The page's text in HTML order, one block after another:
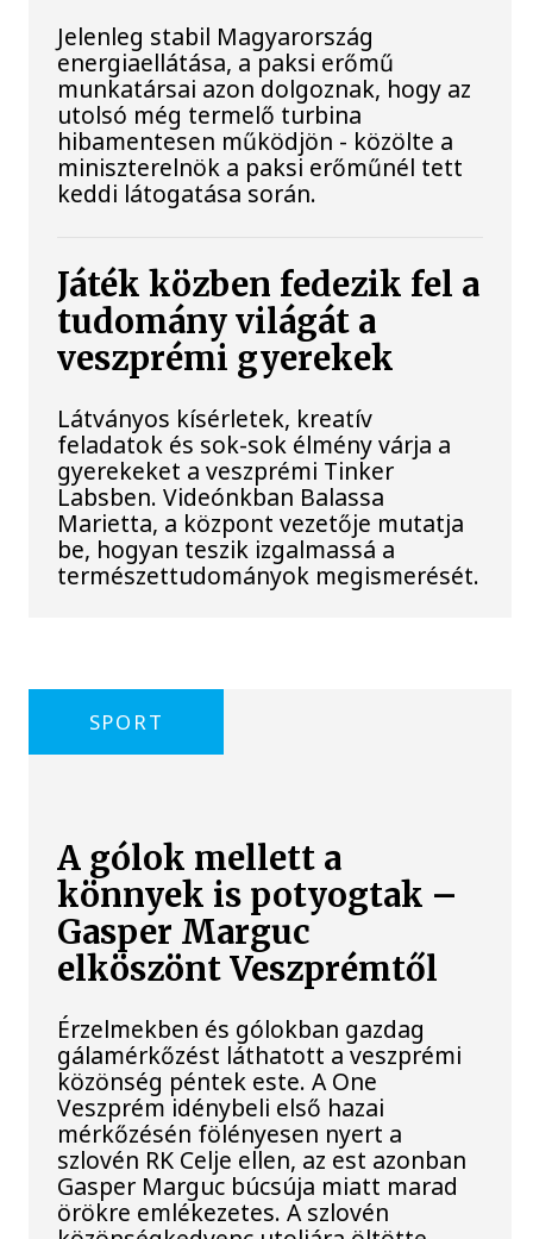
Jelenleg stabil Magyarország
energiaellátása, a paksi erőmű
munkatársai azon dolgoznak, hogy az
utolsó még termelő turbina
hibamentesen működjön - közölte a
miniszterelnök a paksi erőműnél tett
keddi látogatása során.
Játék közben fedezik fel a
tudomány világát a
veszprémi gyerekek
Látványos kísérletek, kreatív
feladatok és sok-sok élmény várja a
gyerekeket a veszprémi Tinker
Labsben. Videónkban Balassa
Marietta, a központ vezetője mutatja
be, hogyan teszik izgalmassá a
természettudományok megismerését.
SPORT
A gólok mellett a
könnyek is potyogtak –
Gasper Marguc
elköszönt Veszprémtől
Érzelmekben és gólokban gazdag
gálamérkőzést láthatott a veszprémi
közönség péntek este. A One
Veszprém idénybeli első hazai
mérkőzésén fölényesen nyert a
szlovén RK Celje ellen, az est azonban
Gasper Marguc búcsúja miatt marad
örökre emlékezetes. A szlovén